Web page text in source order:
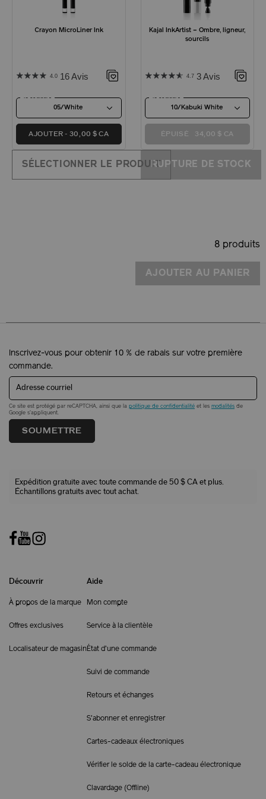
Crayon MicroLiner Ink
4.0 16 Avis
10 couleurs
05/White
AJOUTER 30,00 $ CA
SÉLECTIONNER LE PRODUIT
Kajal InkArtist – Ombre, ligneur,
sourcils
4.7 3 Avis
10 couleurs
10/Kabuki White
ÉPUISÉ 34,00 $ CA
RUPTURE DE STOCK
8 produits
AJOUTER AU PANIER
Inscrivez-vous pour obtenir 10 % de rabais sur votre première
commande.
Adresse courriel
Ce site est protégé par reCAPTCHA, ainsi que la politique de confidentialité et les modalités de
Google s'appliquent.
SOUMETTRE
Expédition gratuite avec toute commande de 50 $ CA et plus.
Échantillons gratuits avec tout achat.
Découvrir
À propos de la marque
Offres exclusives
Localisateur de magasin
Aide
Mon compte
Service à la clientèle
État d'une commande
Suivi de commande
Retours et échanges
S'abonner et enregistrer
Cartes-cadeaux électroniques
Vérifier le solde de la carte-cadeau électronique
Clavardage (Offline)